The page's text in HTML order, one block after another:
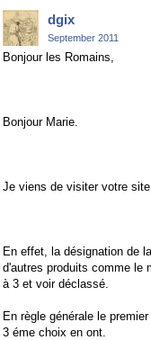
dgix
September 2011
Bonjour les Romains,
Bonjour Marie.
Je viens de visiter votre
En effet, la désignation de
d'autres produits comme le
à 3 et voir déclassé.
En règle générale le
3 éme choix en ont.